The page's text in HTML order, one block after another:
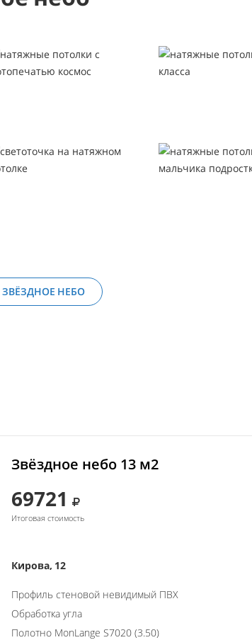
НЕБО
Звёздное небо 13 м2
69721
Итоговая стоимость
Кирова, 12
Профиль стеновой невидимый ПВХ
Обработка угла
Полотно MonLange S7020 (3.50)